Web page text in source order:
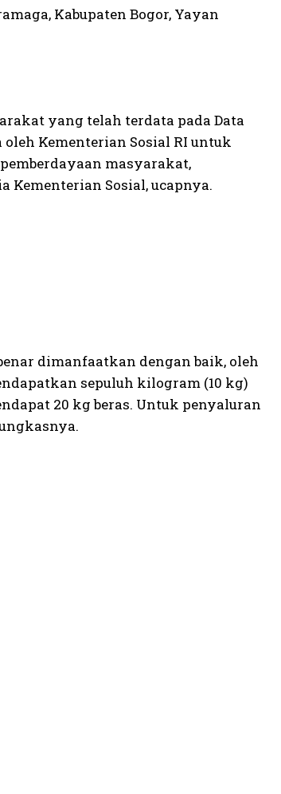
Kabupaten Bogor, Yayan
yang telah terdata pada Data
Kementerian Sosial RI untuk
masyarakat,
Sosial, ucapnya.
dimanfaatkan dengan baik, oleh
sepuluh kilogram (10 kg)
20 kg beras. Untuk penyaluran